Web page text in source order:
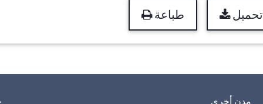
طباعة تحميل
مدن أخرى